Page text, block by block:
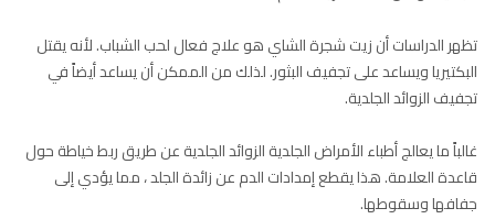
تظهر الدراسات أن زيت شجرة الشاي هو علاج فعال لحب الشباب. لأنه يقتل
البكتيريا ويساعد على تجفيف البثور. لذلك من الممكن أن يساعد أيضاً في
تجفيف الزوائد الجلدية.
غالباً ما يعالج أطباء الأمراض الجلدية الزوائد الجلدية عن طريق ربط خياطة حول
قاعدة العلامة. هذا يقطع إمدادات الدم عن زائدة الجلد ، مما يؤدي إلى
جفافها وسقوطها.